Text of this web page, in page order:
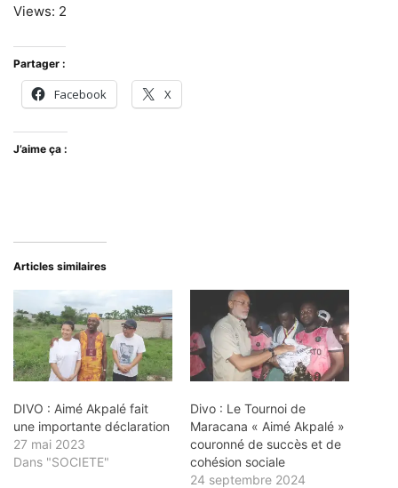
Views: 2
Partager :
Facebook X
J’aime ça :
Articles similaires
DIVO : Aimé Akpalé fait
une importante déclaration
27 mai 2023
Dans "SOCIETE"
Divo : Le Tournoi de
Maracana « Aimé Akpalé »
couronné de succès et de
cohésion sociale
24 septembre 2024